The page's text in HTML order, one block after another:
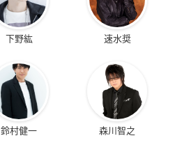
下野紘 速水奨
鈴村健一 森川智之